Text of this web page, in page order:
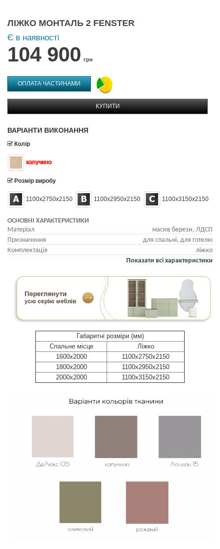
ЛІЖКО МОНТАЛЬ 2 FENSTER
Є в наявності
104 900 грн
ОПЛАТА ЧАСТИНАМИ
КУПИТИ
ВАРІАНТИ ВИКОНАННЯ
Колір
капучино
Розмір виробу
1100х2750х2150 1100х2950х2150 1100х3150х2150
ОСНОВНІ ХАРАКТЕРИСТИКИ
Матеріал
масив берези, ЛДСП
Призначення
для спальні, для готелю
Комплектація
ліжко
Показати всі характеристики
Габаритні розміри (мм)
Cпальне місце
Ліжко
1600х2000
1100х2750х2150
1800х2000
1100х2950х2150
2000х2000
1100х3150х2150